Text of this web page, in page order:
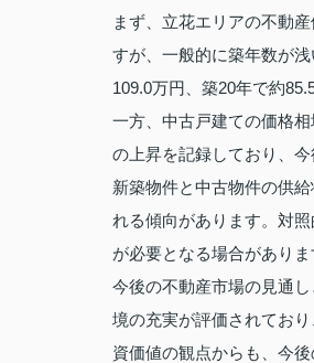
まず、立花エリアの不動
すが、一般的に築年数が
109.0万円、築20年で約
一方、中古戸建ての価格
の上昇を記録しており、
新築物件と中古物件の供
れる傾向があります。対
が必要となる場合があり
今後の不動産市場の見通
境の充実が評価されてお
資価値の観点からも、今